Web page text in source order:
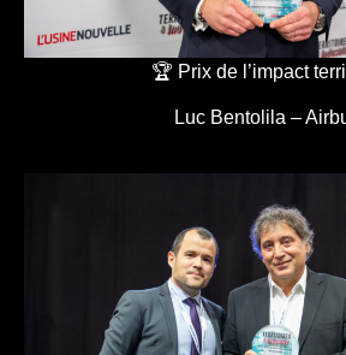
🏆 Prix de l’impact
Luc Bentolila –